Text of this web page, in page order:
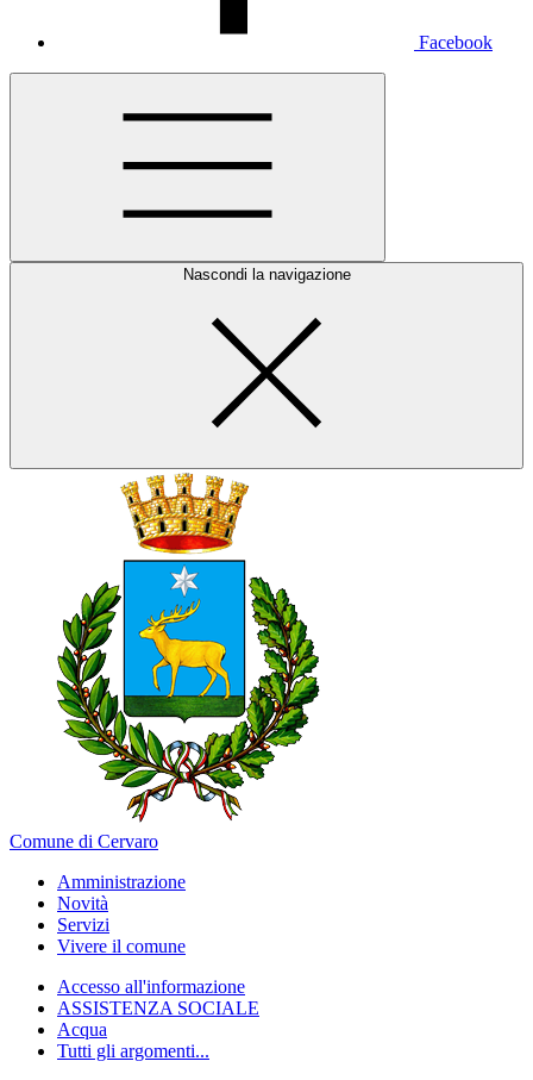
Facebook
Nascondi la navigazione
Comune di Cervaro
Amministrazione
Novità
Servizi
Vivere il comune
Accesso all'informazione
ASSISTENZA SOCIALE
Acqua
Tutti gli argomenti...